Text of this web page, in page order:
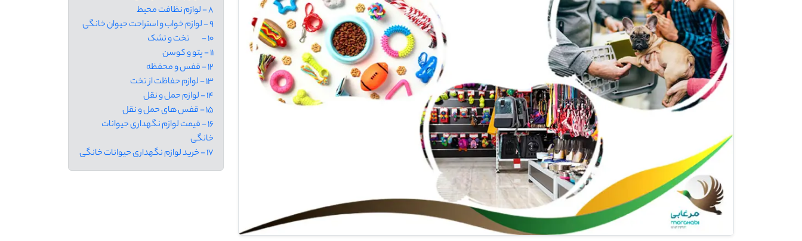
8 - لوازم نظافت محیط
9 - لوازم خواب و استراحت حیوان خانگی
10 - تخت و تشک
11 - پتو و کوسن
12 - قفس و محفظه
13 - لوازم حفاظت از تخت
14 - لوازم حمل و نقل
15 - قفس های حمل و نقل
16 - قیمت لوازم نگهداری حیوانات
خانگی
17 - خرید لوازم نگهداری حیوانات خانگی